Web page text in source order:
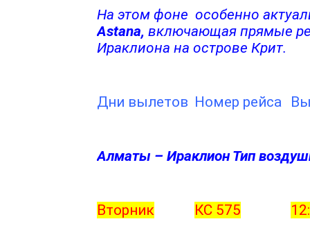
На этом фоне особенно
Astana, включающая прямые
Ираклиона на острове Крит.
Дни вылетов Номер рейса
Алматы – Ираклион Тип
Вторник КС 575